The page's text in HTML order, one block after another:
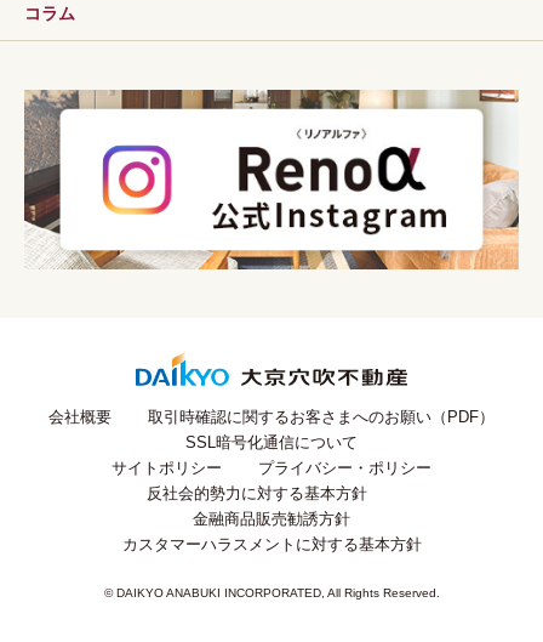
コラム
会社概要
取引時確認に関するお客さまへのお願い（PDF）
SSL暗号化通信について
サイトポリシー
プライバシー・ポリシー
反社会的勢力に対する基本方針
金融商品販売勧誘方針
カスタマーハラスメントに対する基本方針
© DAIKYO ANABUKI INCORPORATED, All Rights Reserved.